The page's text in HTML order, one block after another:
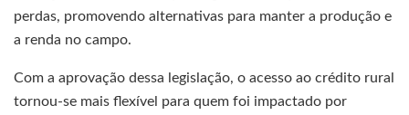
perdas, promovendo alternativas para manter a produção e
a renda no campo.
Com a aprovação dessa legislação, o acesso ao crédito rural
tornou-se mais flexível para quem foi impactado por